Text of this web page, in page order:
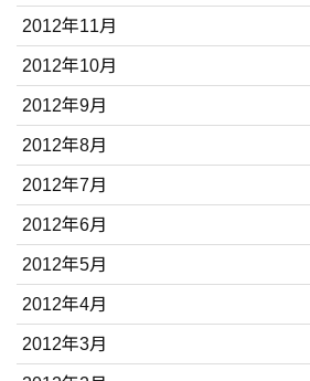
2012年11月
2012年10月
2012年9月
2012年8月
2012年7月
2012年6月
2012年5月
2012年4月
2012年3月